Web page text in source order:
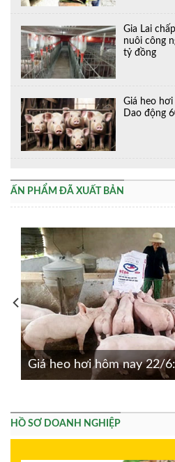
Gia Lai
nuôi công
tỷ đồng
Giá heo
Dao động
ẤN PHẨM ĐÃ XUẤT BẢN
Giá heo hơi hôm nay 22/
HỒ SƠ DOANH NGHIỆP